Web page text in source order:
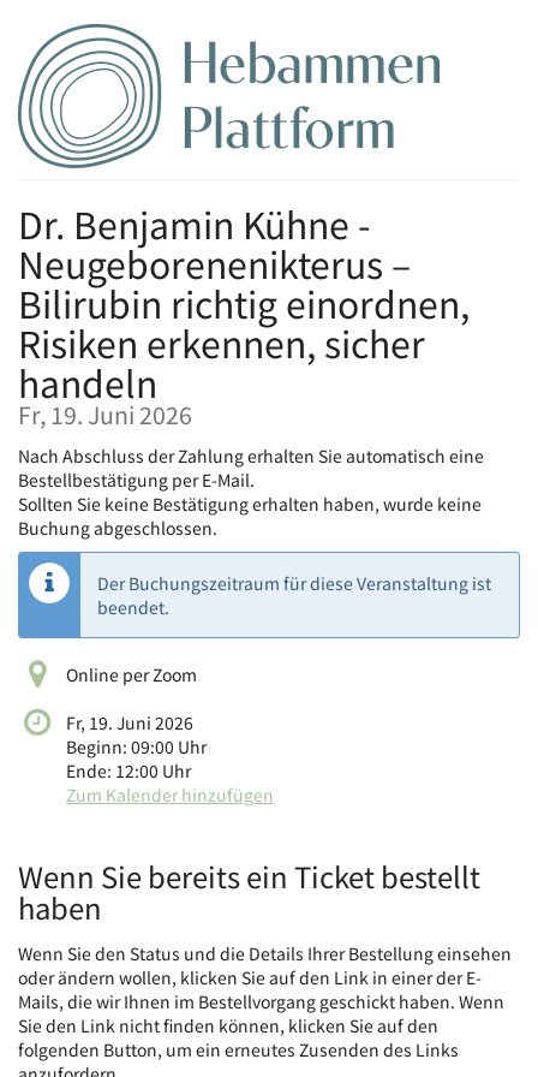
Haupt-
Inhalt
springen
Dr. Benjamin Kühne -
Neugeborenenikterus –
Bilirubin richtig einordnen,
Risiken erkennen, sicher
handeln
Fr, 19. Juni 2026
Nach Abschluss der Zahlung erhalten Sie automatisch eine
Bestellbestätigung per E-Mail.
Sollten Sie keine Bestätigung erhalten haben, wurde keine
Buchung abgeschlossen.
Der Buchungszeitraum für diese Veranstaltung ist
beendet.
Online per Zoom
Fr, 19. Juni 2026
Beginn: 09:00 Uhr
Ende: 12:00 Uhr
Zum Kalender hinzufügen
Wenn Sie bereits ein Ticket bestellt
haben
Wenn Sie den Status und die Details Ihrer Bestellung einsehen
oder ändern wollen, klicken Sie auf den Link in einer der E-
Mails, die wir Ihnen im Bestellvorgang geschickt haben. Wenn
Sie den Link nicht finden können, klicken Sie auf den
folgenden Button, um ein erneutes Zusenden des Links